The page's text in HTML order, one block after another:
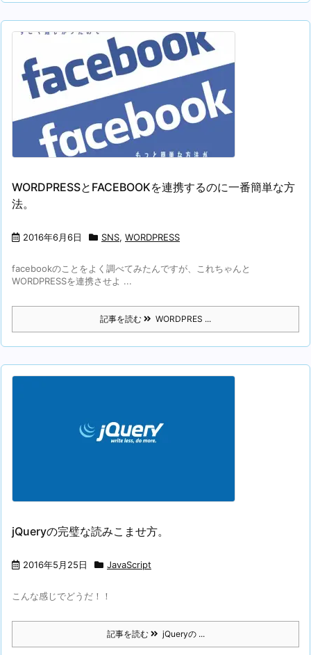
WORDPRESSとFACEBOOKを連携するのに一番簡単な方
法。
2016年6月6日 SNS, WORDPRESS
facebookのことをよく調べてみたんですが、これちゃんと
WORDPRESSを連携させよ ...
記事を読む WORDPRES ...
jQueryの完璧な読みこませ方。
2016年5月25日 JavaScript
こんな感じでどうだ！！
記事を読む jQueryの ...